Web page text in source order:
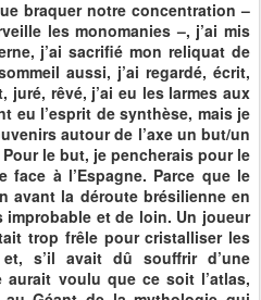
braquer notre concentration –
les monomanies –, j’ai mis
j’ai sacrifié mon reliquat de
aussi, j’ai regardé, écrit,
rêvé, j’ai eu les larmes aux
eu l’esprit de synthèse, mais je
autour de l’axe un but/un
le but, je pencherais pour le
face à l’Espagne. Parce que le
avant la déroute brésilienne en
improbable et de loin. Un joueur
trop frêle pour cristalliser les
s’il avait dû souffrir d’une
aurait voulu que ce soit l’atlas,